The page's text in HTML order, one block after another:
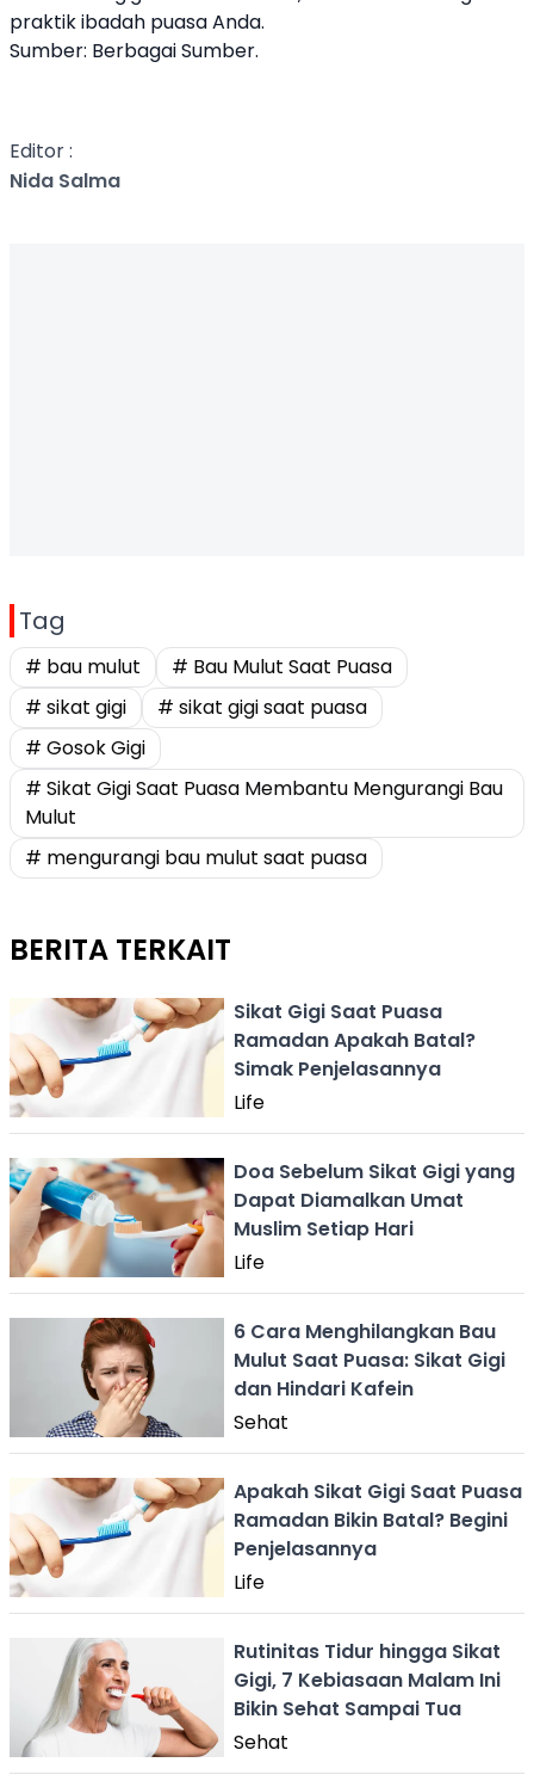
praktik ibadah puasa Anda.
Sumber: Berbagai Sumber.
Editor :
Nida Salma
Tag
# bau mulut
# Bau Mulut Saat Puasa
# sikat gigi
# sikat gigi saat puasa
# Gosok Gigi
# Sikat Gigi Saat Puasa Membantu Mengurangi Bau
Mulut
# mengurangi bau mulut saat puasa
BERITA TERKAIT
Sikat Gigi Saat Puasa
Ramadan Apakah Batal?
Simak Penjelasannya
Life
Doa Sebelum Sikat Gigi yang
Dapat Diamalkan Umat
Muslim Setiap Hari
Life
6 Cara Menghilangkan Bau
Mulut Saat Puasa: Sikat Gigi
dan Hindari Kafein
Sehat
Apakah Sikat Gigi Saat Puasa
Ramadan Bikin Batal? Begini
Penjelasannya
Life
Rutinitas Tidur hingga Sikat
Gigi, 7 Kebiasaan Malam Ini
Bikin Sehat Sampai Tua
Sehat